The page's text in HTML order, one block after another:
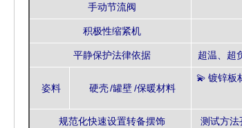
手动节流阀
积极性缩紧机
平静保护法律依据 超温、超
姿料 硬壳 /罐壁 /保暖材料
💫 镀锌板
规范化快速设置转备摆饰 测试方法